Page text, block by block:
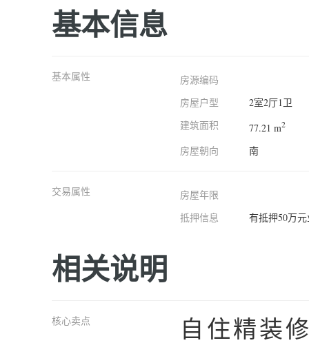
基本信息
基本属性
房源编码
房屋户型
2室2厅1卫
建筑面积
77.21 m2
房屋朝向 南
交易属性
房屋年限
抵押信息
有抵押50万
相关说明
核心卖点
自住精装